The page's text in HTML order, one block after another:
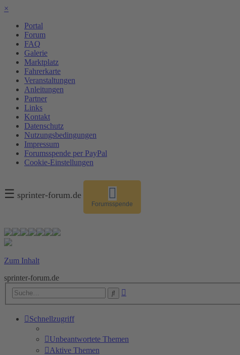
×
Portal
Forum
FAQ
Galerie
Marktplatz
Fahrerkarte
Veranstaltungen
Anleitungen
Partner
Links
Kontakt
Datenschutz
Nutzungsbedingungen
Impressum
Forumsspende per PayPal
Cookie-Einstellungen
☰ sprinter-forum.de
Forumsspende
Zum Inhalt
sprinter-forum.de
Suche
Schnellzugriff
Unbeantwortete Themen
Aktive Themen